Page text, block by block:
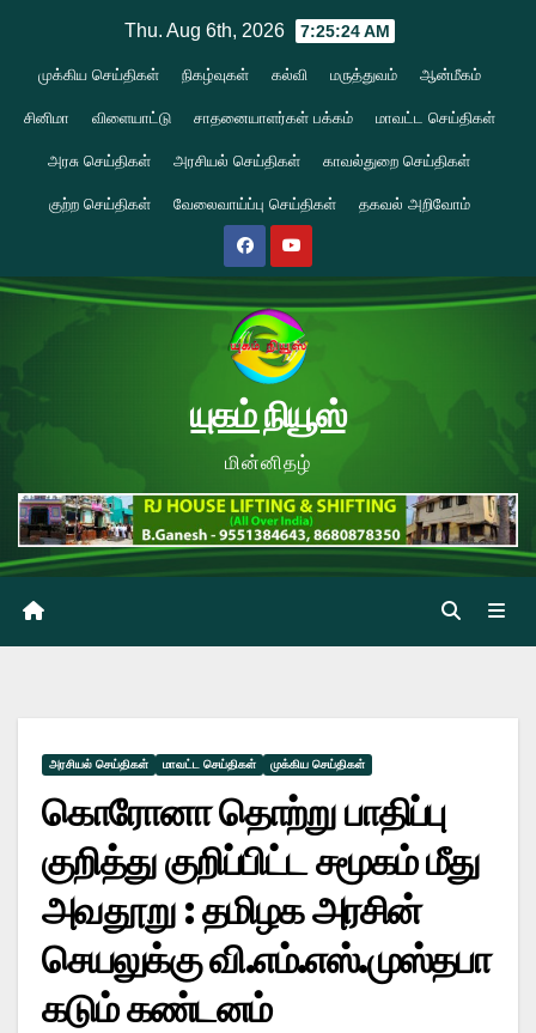
content
Thu. Aug 6th, 2026 7:25:25 AM
முக்கிய செய்திகள் நிகழ்வுகள் கல்வி மருத்துவம் ஆன்மீகம்
சினிமா விளையாட்டு சாதனையாளர்கள் பக்கம் மாவட்ட செய்திகள்
அரசு செய்திகள் அரசியல் செய்திகள் காவல்துறை செய்திகள்
குற்ற செய்திகள் வேலைவாய்ப்பு செய்திகள் தகவல் அறிவோம்
யுகம் நியூஸ்
மின்னிதழ்
அரசியல் செய்திகள் மாவட்ட செய்திகள் முக்கிய செய்திகள்
கொரோனா தொற்று பாதிப்பு
குறித்து குறிப்பிட்ட சமூகம் மீது
அவதூறு : தமிழக அரசின்
செயலுக்கு வி.எம்.எஸ்.முஸ்தபா
கடும் கண்டனம்